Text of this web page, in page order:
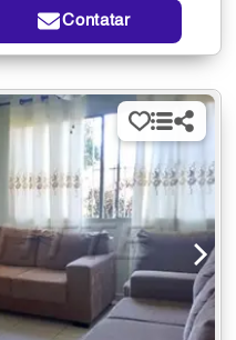
Contatar